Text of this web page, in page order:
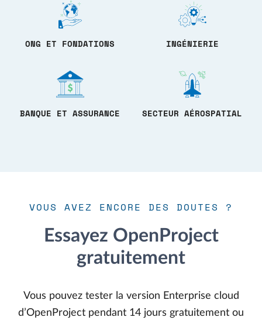
ONG ET FONDATIONS INGÉNIERIE
BANQUE ET ASSURANCE SECTEUR AÉROSPATIAL
VOUS AVEZ ENCORE DES DOUTES ?
Essayez OpenProject
gratuitement
Vous pouvez tester la version Enterprise cloud
d’OpenProject pendant 14 jours gratuitement ou